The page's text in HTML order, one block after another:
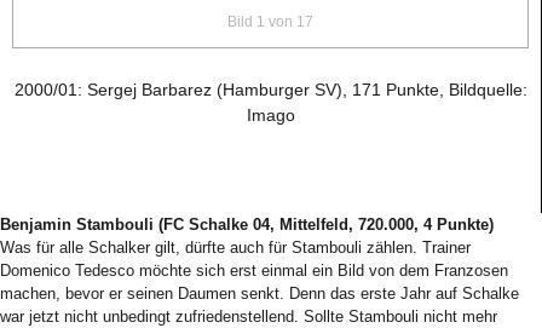
Bild 1 von 17
2000/01: Sergej Barbarez (Hamburger SV), 171 Punkte, Bildquelle:
Imago
Benjamin Stambouli (FC Schalke 04, Mittelfeld, 720.000, 4 Punkte)
Was für alle Schalker gilt, dürfte auch für Stambouli zählen. Trainer
Domenico Tedesco möchte sich erst einmal ein Bild von dem Franzosen
machen, bevor er seinen Daumen senkt. Denn das erste Jahr auf Schalke
war jetzt nicht unbedingt zufriedenstellend. Sollte Stambouli nicht mehr